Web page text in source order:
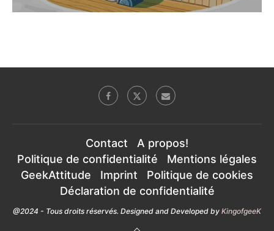
Contact
A propos!
Politique de confidentialité
Mentions légales
GeekAttitude
Imprint
Politique de cookies
Déclaration de confidentialité
@2024 - Tous droits réservés. Designed and Developed by KingofgeeK